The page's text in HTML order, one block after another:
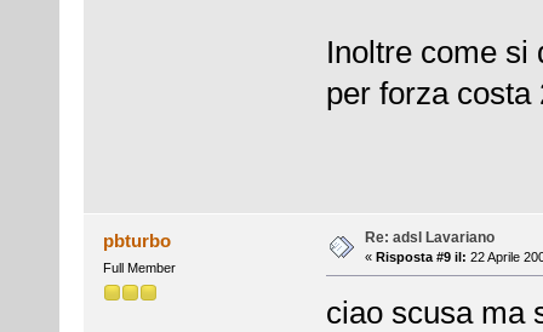
Inoltre come si
per forza costa
pbturbo
Full Member
Re: adsl Lavariano
« Risposta #9 il: 22 Aprile
ciao scusa ma